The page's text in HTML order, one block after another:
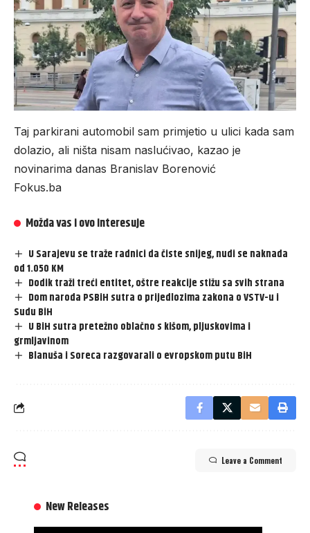
Taj parkirani automobil sam primjetio u ulici kada sam
dolazio, ali ništa nisam naslućivao, kazao je
novinarima danas Branislav Borenović
Fokus.ba
Možda vas i ovo interesuje
U Sarajevu se traže radnici da čiste snijeg, nudi se naknada
od 1.050 KM
Dodik traži treći entitet, oštre reakcije stižu sa svih strana
Dom naroda PSBiH sutra o prijedlozima zakona o VSTV-u i
Sudu BiH
U BiH sutra pretežno oblačno s kišom, pljuskovima i
grmljavinom
Blanuša i Soreca razgovarali o evropskom putu BiH
Leave a Comment
New Releases